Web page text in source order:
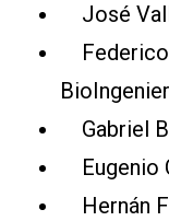
José
Federico
Gabriel
Eugenio
Hernán